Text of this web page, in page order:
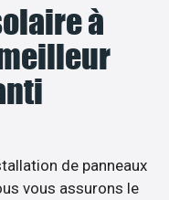
à
de panneaux
vous assurons le